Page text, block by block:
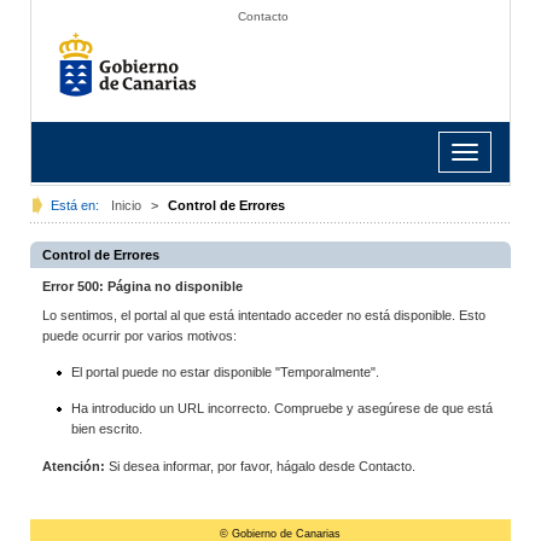
Contacto
Toggle
navigation
Está en: Inicio > Control de Errores
Control de Errores
Error 500: Página no disponible
Lo sentimos, el portal al que está intentado acceder no está disponible. Esto
puede ocurrir por varios motivos:
El portal puede no estar disponible "Temporalmente".
Ha introducido un URL incorrecto. Compruebe y asegúrese de que está
bien escrito.
Atención: Si desea informar, por favor, hágalo desde Contacto.
© Gobierno de Canarias